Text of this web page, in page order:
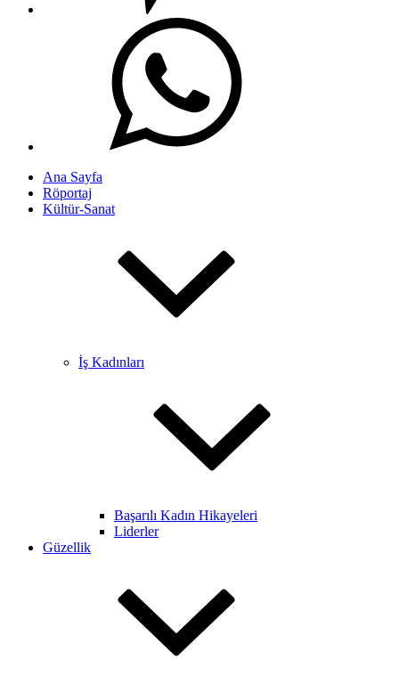
Ana Sayfa
Röportaj
Kültür-Sanat
İş Kadınları
Başarılı Kadın Hikayeleri
Liderler
Güzellik